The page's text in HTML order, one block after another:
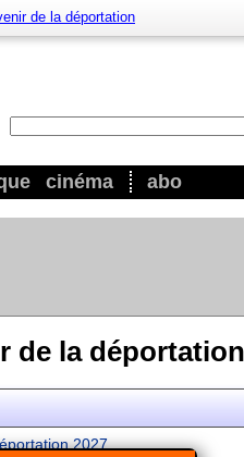
cinéma abo
de la déportation
de la déportation
2027